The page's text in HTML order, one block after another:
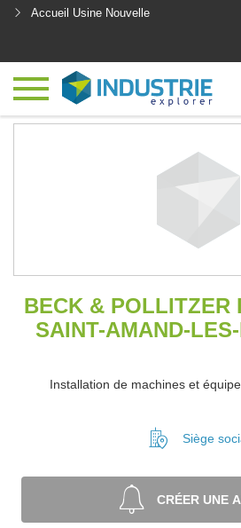
Accueil Usine Nouvelle
BECK & POLLITZER
SAINT-AMAND-
Installation de machines et
Siège
CRÉER UNE